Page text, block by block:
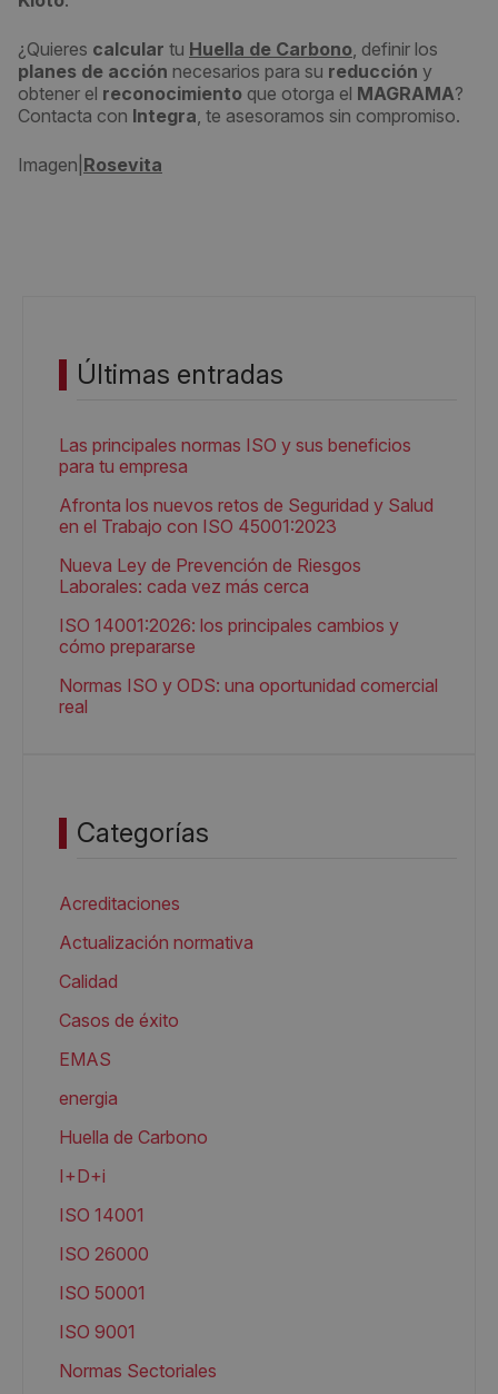
¿Quieres calcular tu Huella de Carbono, definir los
planes de acción necesarios para su reducción y
obtener el reconocimiento que otorga el MAGRAMA?
Contacta con Integra, te asesoramos sin compromiso.
Imagen| Rosevita
Últimas entradas
Las principales normas ISO y sus beneficios
para tu empresa
Afronta los nuevos retos de Seguridad y Salud
en el Trabajo con ISO 45001:2023
Nueva Ley de Prevención de Riesgos
Laborales: cada vez más cerca
ISO 14001:2026: los principales cambios y
cómo prepararse
Normas ISO y ODS: una oportunidad comercial
real
Categorías
Acreditaciones
Actualización normativa
Calidad
Casos de éxito
EMAS
energia
Huella de Carbono
I+D+i
ISO 14001
ISO 26000
ISO 50001
ISO 9001
Normas Sectoriales